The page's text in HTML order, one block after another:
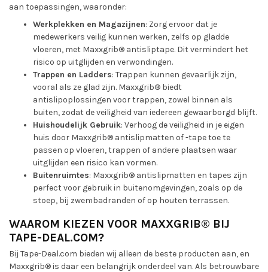
aan toepassingen, waaronder:
Werkplekken en Magazijnen: Zorg ervoor dat je
medewerkers veilig kunnen werken, zelfs op gladde
vloeren, met Maxxgrib® antisliptape. Dit vermindert het
risico op uitglijden en verwondingen.
Trappen en Ladders: Trappen kunnen gevaarlijk zijn,
vooral als ze glad zijn. Maxxgrib® biedt
antislipoplossingen voor trappen, zowel binnen als
buiten, zodat de veiligheid van iedereen gewaarborgd blijft.
Huishoudelijk Gebruik: Verhoog de veiligheid in je eigen
huis door Maxxgrib® antislipmatten of -tape toe te
passen op vloeren, trappen of andere plaatsen waar
uitglijden een risico kan vormen.
Buitenruimtes: Maxxgrib® antislipmatten en tapes zijn
perfect voor gebruik in buitenomgevingen, zoals op de
stoep, bij zwembadranden of op houten terrassen.
WAAROM KIEZEN VOOR MAXXGRIB® BIJ
TAPE-DEAL.COM?
Bij Tape-Deal.com bieden wij alleen de beste producten aan, en
Maxxgrib® is daar een belangrijk onderdeel van. Als betrouwbare